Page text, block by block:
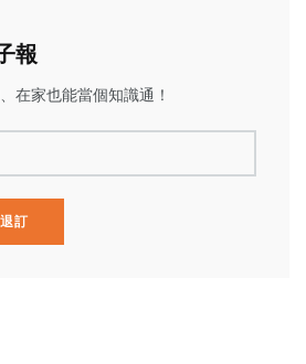
報
在家也能當個知識通！
退訂